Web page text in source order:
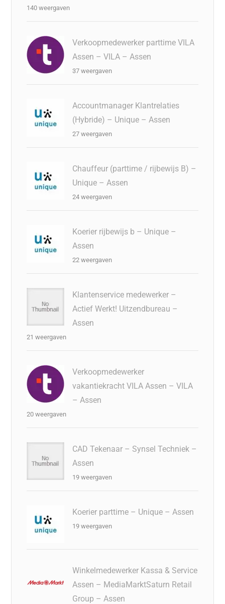
140 weergaven
Verkoopmedewerker parttime VILA
Assen – VILA – Assen
37 weergaven
Accountmanager Klantrelaties
(Hybride) – Unique – Assen
27 weergaven
Chauffeur (parttime / rijbewijs B) –
Unique – Assen
24 weergaven
Koerier rijbewijs b – Unique –
Assen
22 weergaven
Klantenservice medewerker –
Actief Werkt! Uitzendbureau –
Assen
21 weergaven
Verkoopmedewerker
vakantiekracht VILA Assen – VILA
– Assen
20 weergaven
CAD Tekenaar – Synsel Techniek –
Assen
19 weergaven
Koerier parttime – Unique – Assen
19 weergaven
Winkelmedewerker Kassa & Service
Assen – MediaMarktSaturn Retail
Group – Assen